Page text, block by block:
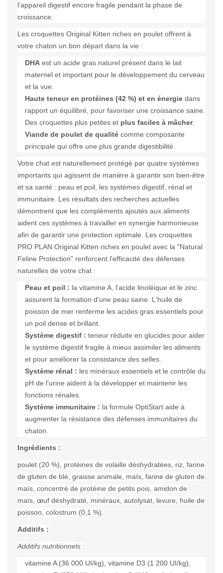
l'appareil digestif encore fragile pendant la phase de
croissance.
Les croquettes Original Kitten riches en poulet offrent à
votre chaton un bon départ dans la vie :
DHA est un acide gras naturel présent dans le lait
maternel et important pour le développement du cerveau
et la vue.
Haute teneur en protéines (42 %) et en énergie dans
rapport un équilibré, pour favoriser une croissance saine.
Des croquettes plus petites et plus faciles à mâcher.
Viande de poulet de qualité comme composante
principale qui offre une plus grande digestibilité.
Votre chat est naturellement protégé par quatre systèmes
importants qui agissent de manière à garantir son bien-être
et sa santé : peau et poil, les systèmes digestif, rénal et
immunitaire. Les résultats des recherches actuelles
démontrent que les compléments ajoutés aux aliments
aident ces systèmes à travailler en synergie harmonieuse
afin de garantir une protection optimale. Les croquettes
PRO PLAN Original Kitten riches en poulet avec la "Natural
Feline Protection" renforcent l'efficacité des défenses
naturelles de votre chat :
Peau et poil : la vitamine A, l'acide linoléique et le zinc
assurent la formation d'une peau saine. L'huile de
poisson de mer renferme les acides gras essentiels pour
un poil dense et brillant.
Système digestif : teneur réduite en glucides pour aider
le système digestif fragile à mieux assimiler les aliments
et pour améliorer la consistance des selles.
Système rénal : les minéraux essentiels et le contrôle du
pH de l'urine aident à la développer et maintenir les
fonctions rénales.
Système immunitaire : la formule OptiStart aide à
augmenter la résistance des défenses immunitaires du
chaton.
Ingrédients :
poulet (20 %), protéines de volaille déshydratées, riz, farine
de gluten de blé, graisse animale, maïs, farine de gluten de
maïs, concentré de protéine de petits pois, amidon de
maïs, œuf déshydraté, minéraux, autolysat, levure, huile de
poisson, colostrum (0,1 %).
Additifs :
Additifs nutritionnels :
vitamine A (36 000 UI/kg), vitamine D3 (1 200 UI/kg),